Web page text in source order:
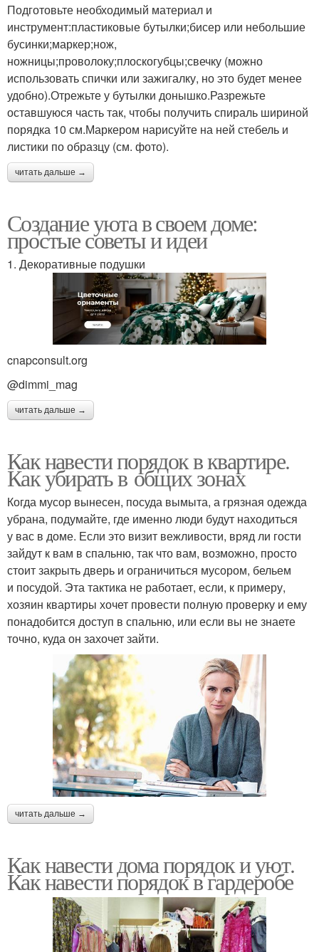
Подготовьте необходимый материал и
инструмент:пластиковые бутылки;бисер или небольшие
бусинки;маркер;нож,
ножницы;проволоку;плоскогубцы;свечку (можно
использовать спички или зажигалку, но это будет менее
удобно).Отрежьте у бутылки донышко.Разрежьте
оставшуюся часть так, чтобы получить спираль шириной
порядка 10 см.Маркером нарисуйте на ней стебель и
листики по образцу (см. фото).
читать дальше →
Создание уюта в своем доме:
простые советы и идеи
1. Декоративные подушки
cnapconsult.org
@dimmi_mag
читать дальше →
Как навести порядок в квартире.
Как убирать в общих зонах
Когда мусор вынесен, посуда вымыта, а грязная одежда
убрана, подумайте, где именно люди будут находиться
у вас в доме. Если это визит вежливости, вряд ли гости
зайдут к вам в спальню, так что вам, возможно, просто
стоит закрыть дверь и ограничиться мусором, бельем
и посудой. Эта тактика не работает, если, к примеру,
хозяин квартиры хочет провести полную проверку и ему
понадобится доступ в спальню, или если вы не знаете
точно, куда он захочет зайти.
читать дальше →
Как навести дома порядок и уют.
Как навести порядок в гардеробе